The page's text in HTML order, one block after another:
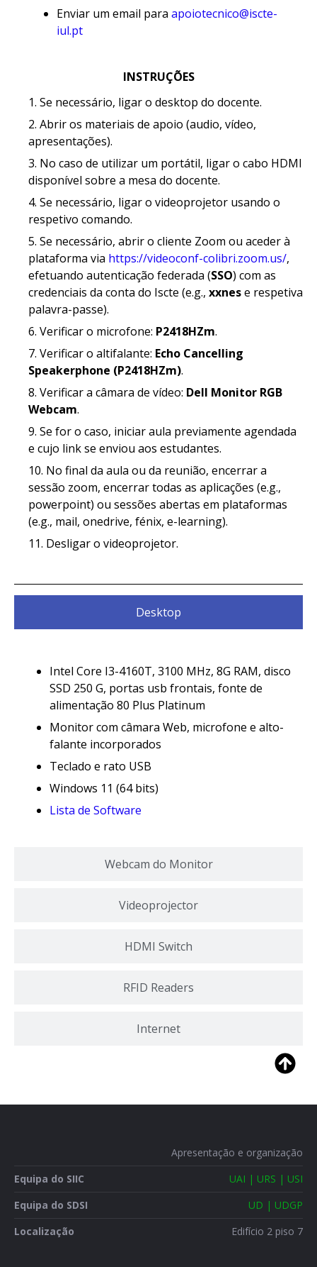
Enviar um email para apoiotecnico@iscte-
iul.pt
INSTRUÇÕES
Se necessário, ligar o desktop do docente.
Abrir os materiais de apoio (audio, vídeo,
apresentações).
No caso de utilizar um portátil, ligar o cabo HDMI
disponível sobre a mesa do docente.
Se necessário, ligar o videoprojetor usando o
respetivo comando.
Se necessário, abrir o cliente Zoom ou aceder à
plataforma via https://videoconf-colibri.zoom.us/,
efetuando autenticação federada (SSO) com as
credenciais da conta do Iscte (e.g., xxnese respetiva
palavra-passe).
Verificar o microfone: P2418HZm.
Verificar o altifalante: Echo Cancelling
Speakerphone (P2418HZm).
Verificar a câmara de vídeo: Dell Monitor RGB
Webcam.
Se for o caso, iniciar aula previamente agendada
e cujo link se enviou aos estudantes.
No final da aula ou da reunião, encerrar a
sessão zoom, encerrar todas as aplicações (e.g.,
powerpoint) ou sessões abertas em plataformas
(e.g., mail, onedrive, fénix, e-learning).
Desligar o videoprojetor.
Desktop
Webcam do Monitor
Videoprojector
HDMI Switch
RFID Readers
Internet
Intel Core I3-4160T, 3100 MHz, 8G RAM, disco
SSD 250 G, portas usb frontais, fonte de
alimentação 80 Plus Platinum
Monitor com câmara Web, microfone e alto-
falante incorporados
Teclado e rato USB
Windows 11 (64 bits)
Lista de Software
Apresentação e organização
Equipa do SIIC
UAI | URS | USI
Equipa do SDSI
UD | UDGP
Localização
Edifício 2 piso 7